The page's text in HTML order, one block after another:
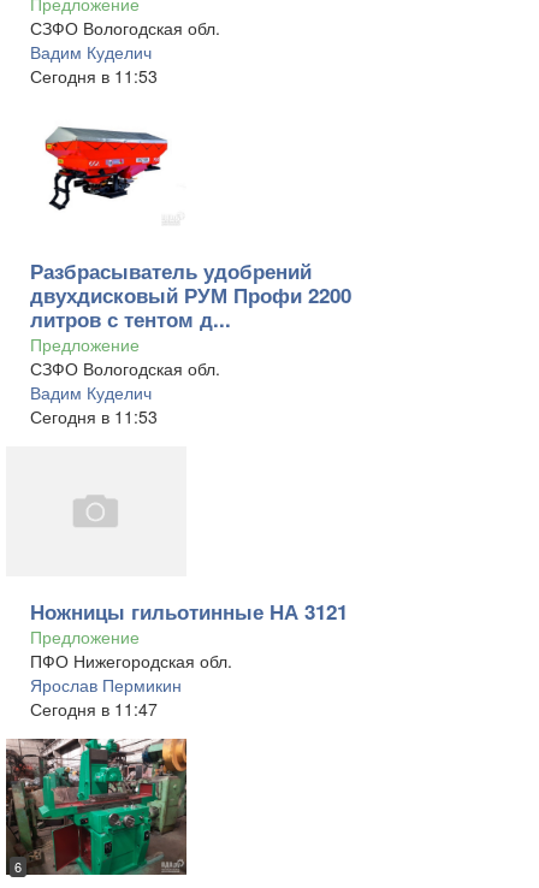
СЗФО Вологодская обл.
Вадим Куделич
Сегодня в 11:53
Разбрасыватель удобрений
двухдисковый РУМ Профи 2200
литров с тентом д...
Предложение
СЗФО Вологодская обл.
Вадим Куделич
Сегодня в 11:53
Ножницы гильотинные НА 3121
Предложение
ПФО Нижегородская обл.
Ярослав Пермикин
Сегодня в 11:47
6